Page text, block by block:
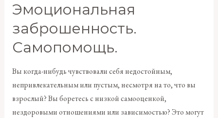
Эмоциональная
заброшенность.
Самопомощь.
Вы когда-нибудь чувствовали себя недостойным,
непривлекательным или пустым, несмотря на то, что вы
взрослый? Вы боретесь с низкой самооценкой,
нездоровыми отношениями или зависимостью? Это могут